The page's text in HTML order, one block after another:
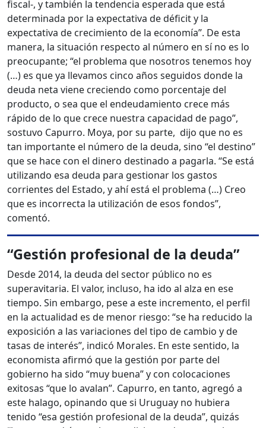
fiscal-, y también la tendencia esperada que está
determinada por la expectativa de déficit y la
expectativa de crecimiento de la economía”. De esta
manera, la situación respecto al número en sí no es lo
preocupante; “el problema que nosotros tenemos hoy
(…) es que ya llevamos cinco años seguidos donde la
deuda neta viene creciendo como porcentaje del
producto, o sea que el endeudamiento crece más
rápido de lo que crece nuestra capacidad de pago”,
sostuvo Capurro. Moya, por su parte, dijo que no es
tan importante el número de la deuda, sino “el destino”
que se hace con el dinero destinado a pagarla. “Se está
utilizando esa deuda para gestionar los gastos
corrientes del Estado, y ahí está el problema (…) Creo
que es incorrecta la utilización de esos fondos”,
comentó.
“Gestión profesional de la deuda”
Desde 2014, la deuda del sector público no es
superavitaria. El valor, incluso, ha ido al alza en ese
tiempo. Sin embargo, pese a este incremento, el perfil
en la actualidad es de menor riesgo: “se ha reducido la
exposición a las variaciones del tipo de cambio y de
tasas de interés”, indicó Morales. En este sentido, la
economista afirmó que la gestión por parte del
gobierno ha sido “muy buena” y con colocaciones
exitosas “que lo avalan”. Capurro, en tanto, agregó a
este halago, opinando que si Uruguay no hubiera
tenido “esa gestión profesional de la deuda”, quizás